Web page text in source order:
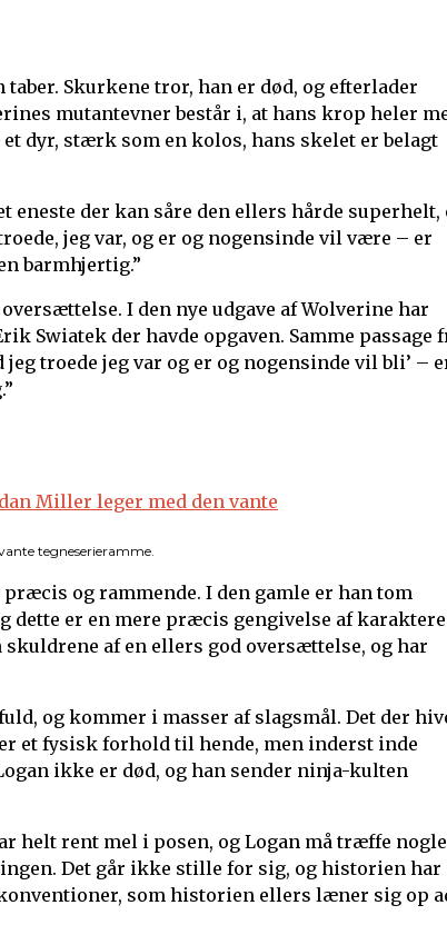
Skurkene tror, han er død, og efterlader
mutantevner består i, at hans krop heler
dyr, stærk som en kolos, hans skelet er belagt
eneste der kan såre den ellers hårde superhelt,
jeg var, og er og nogensinde vil være – er
barmhjertig.”
I den nye udgave af Wolverine har
Swiatek der havde opgaven. Samme passage
troede jeg var og er og nogensinde vil bli’ –
tegneserieramme.
og rammende. I den gamle er han tom
dette er en mere præcis gengivelse af
af en ellers god oversættelse, og har
og kommer i masser af slagsmål. Det der
et fysisk forhold til hende, men inderst inde
ikke er død, og han sender ninja-kulten
helt rent mel i posen, og Logan må træffe nogle
Det går ikke stille for sig, og historien har
som historien ellers læner sig op